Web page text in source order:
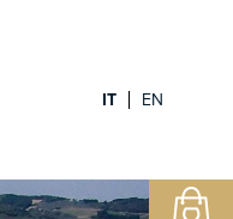
IT EN